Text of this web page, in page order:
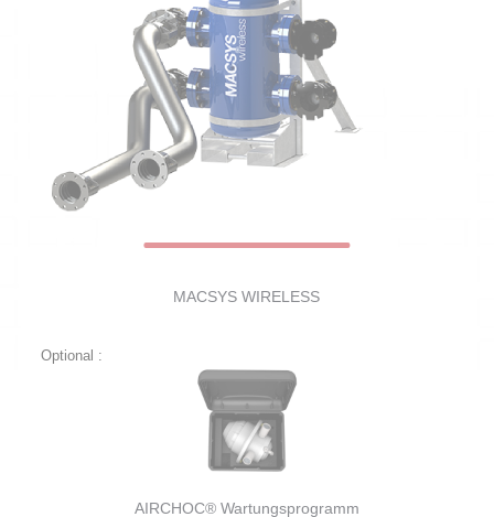
MACSYS WIRELESS
Optional :
AIRCHOC® Wartungsprogramm